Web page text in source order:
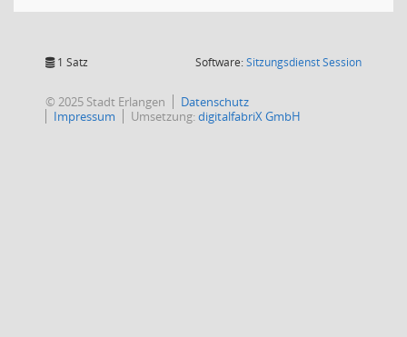
1 Satz Software:SitzungsdienstSession(Wird in
© 2025 Stadt Erlangen
Datenschutz
Impressum
Umsetzung:digitalfabriX GmbH